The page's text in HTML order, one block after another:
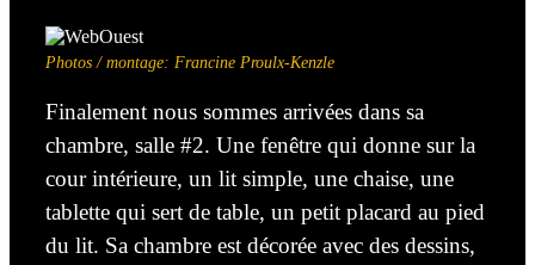
Photos / montage: Francine Proulx-Kenzle
Finalement nous sommes arrivées dans sa
chambre, salle #2. Une fenêtre qui donne sur la
cour intérieure, un lit simple, une chaise, une
tablette qui sert de table, un petit placard au pied
du lit. Sa chambre est décorée avec des dessins,